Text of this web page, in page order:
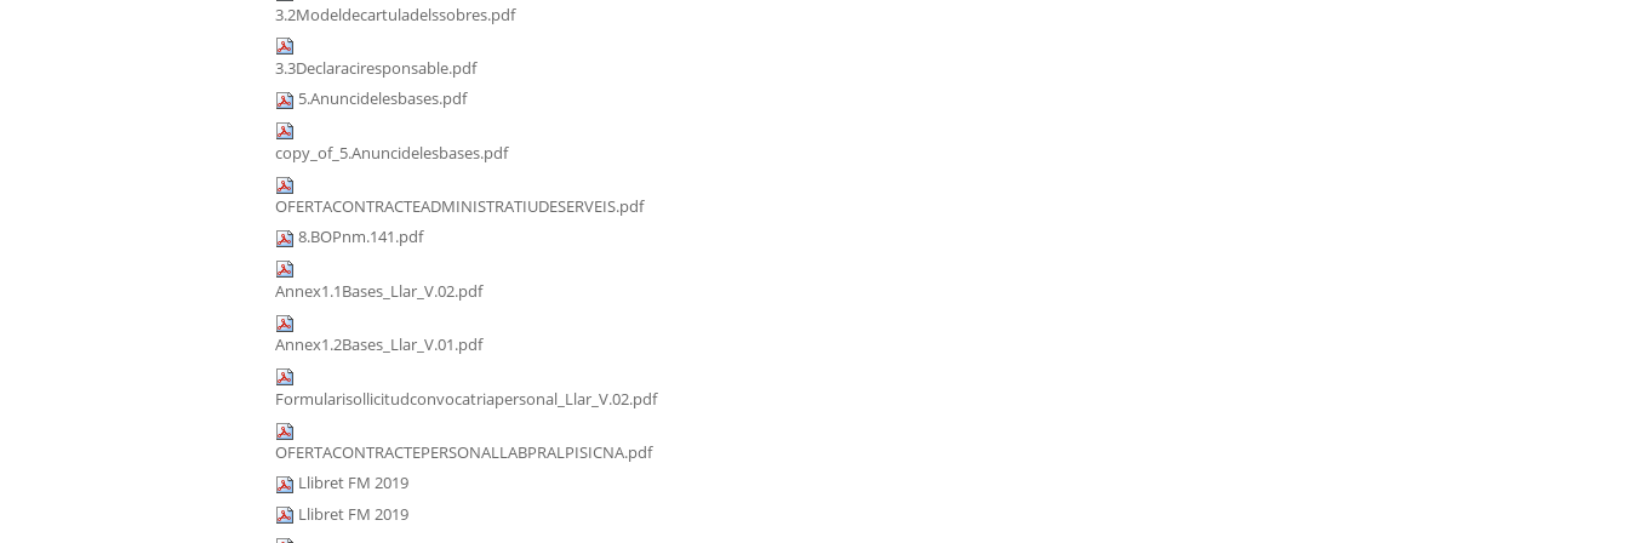
3.2Modeldecartuladelssobres.pdf
3.3Declaraciresponsable.pdf
5.Anuncidelesbases.pdf
copy_of_5.Anuncidelesbases.pdf
OFERTACONTRACTEADMINISTRATIUDESERVEIS.pdf
8.BOPnm.141.pdf
Annex1.1Bases_Llar_V.02.pdf
Annex1.2Bases_Llar_V.01.pdf
Formularisollicitudconvocatriapersonal_Llar_V.02.pdf
OFERTACONTRACTEPERSONALLABPRALPISICNA.pdf
Llibret FM 2019
Llibret FM 2019